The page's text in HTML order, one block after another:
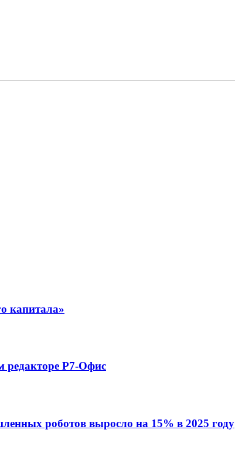
капитала»
редакторе Р7-Офис
роботов выросло на 15% в 2025 году